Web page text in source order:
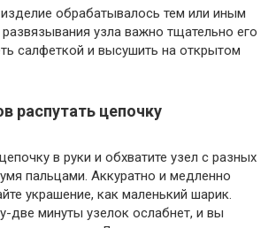
обрабатывалось тем или иным
узла важно тщательно его
салфеткой и высушить на открытом
распутать цепочку
в руки и обхватите узел с разных
пальцами. Аккуратно и медленно
украшение, как маленький шарик.
две минуты узелок ослабнет, и вы